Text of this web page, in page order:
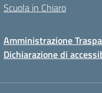
Scuola in Chiaro
Amministrazione
Dichiarazione di